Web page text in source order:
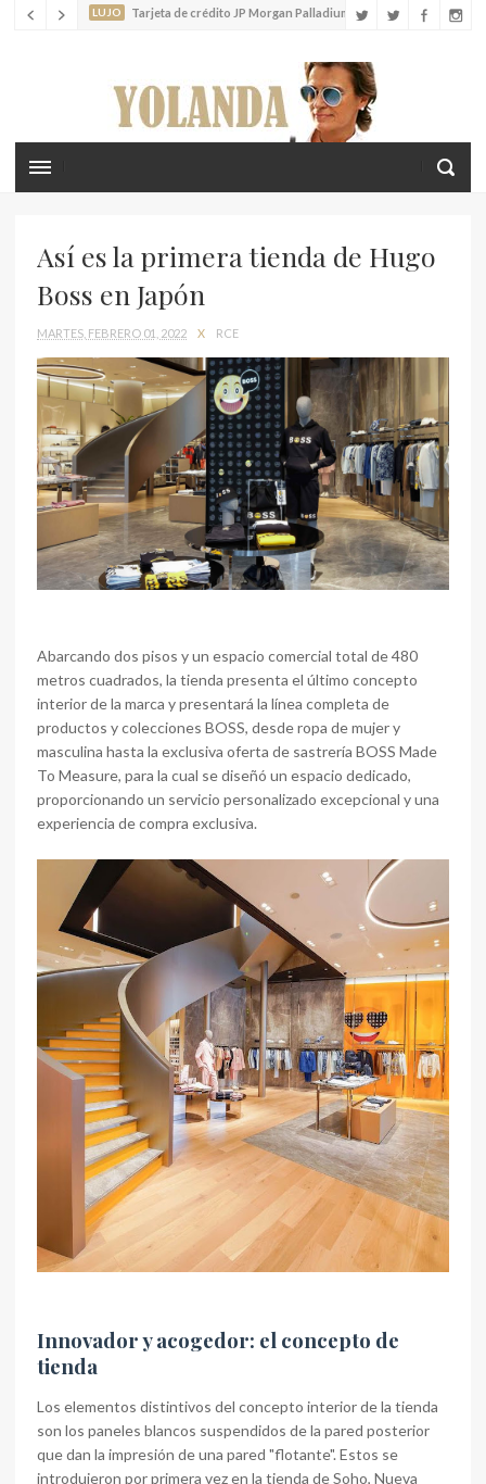
LUJO Louis Vuitton lanza el nuevo Tambour Horizon Light Up
Así es la primera tienda de Hugo
Boss en Japón
MARTES, FEBRERO 01, 2022 X RCE
Abarcando dos pisos y un espacio comercial total de 480
metros cuadrados, la tienda presenta el último concepto
interior de la marca y presentará la línea completa de
productos y colecciones BOSS, desde ropa de mujer y
masculina hasta la exclusiva oferta de sastrería BOSS Made
To Measure, para la cual se diseñó un espacio dedicado,
proporcionando un servicio personalizado excepcional y una
experiencia de compra exclusiva.
Innovador y acogedor: el concepto de
tienda
Los elementos distintivos del concepto interior de la tienda
son los paneles blancos suspendidos de la pared posterior
que dan la impresión de una pared "flotante". Estos se
introdujeron por primera vez en la tienda de Soho, Nueva